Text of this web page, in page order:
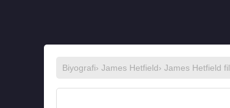
Biyografi› James Hetfield› James Hetfield